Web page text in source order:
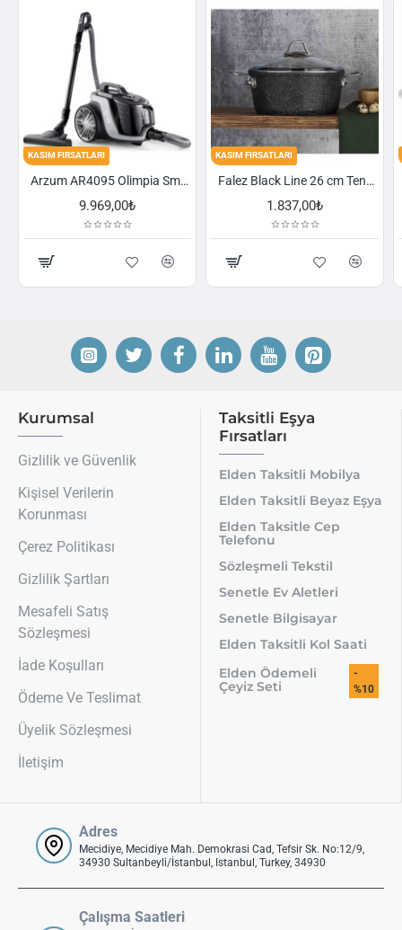
KASIM FIRSATLARI
Arzum AR4095 Olimpia Smart Cyclone Filtreli Süpürge - Füme
9.969,00₺
KASIM FIRSATLARI
Falez Black Line 26 cm Tencere
1.837,00₺
Kurumsal
Gizlilik ve Güvenlik
Kişisel Verilerin
Korunması
Çerez Politikası
Gizlilik Şartları
Mesafeli Satış
Sözleşmesi
İade Koşulları
Ödeme Ve Teslimat
Üyelik Sözleşmesi
İletişim
Taksitli Eşya
Fırsatları
Elden Taksitli Mobilya
Elden Taksitli Beyaz Eşya
Elden Taksitle Cep
Telefonu
Sözleşmeli Tekstil
Senetle Ev Aletleri
Senetle Bilgisayar
Elden Taksitli Kol Saati
Elden Ödemeli
Çeyiz Seti
-
%10
Adres
Mecidiye, Mecidiye Mah. Demokrasi Cad, Tefsir Sk. No:12/9,
34930 Sultanbeyli/İstanbul, Istanbul, Turkey, 34930
Çalışma Saatleri